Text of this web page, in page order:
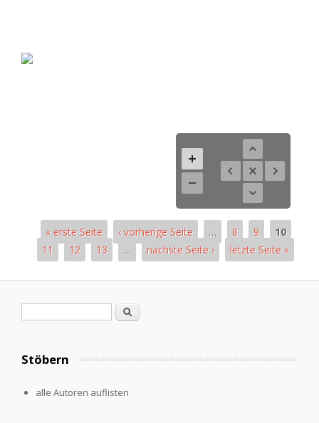
« erste Seite ‹ vorherige Seite … 8 9
10
11
12 13 … nächste Seite › letzte Seite »
Search
Stöbern
alle Autoren auflisten